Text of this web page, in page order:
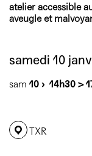
atelier accessible
aveugle et
samedi 10
sam 10 › 14h30 >
TXR